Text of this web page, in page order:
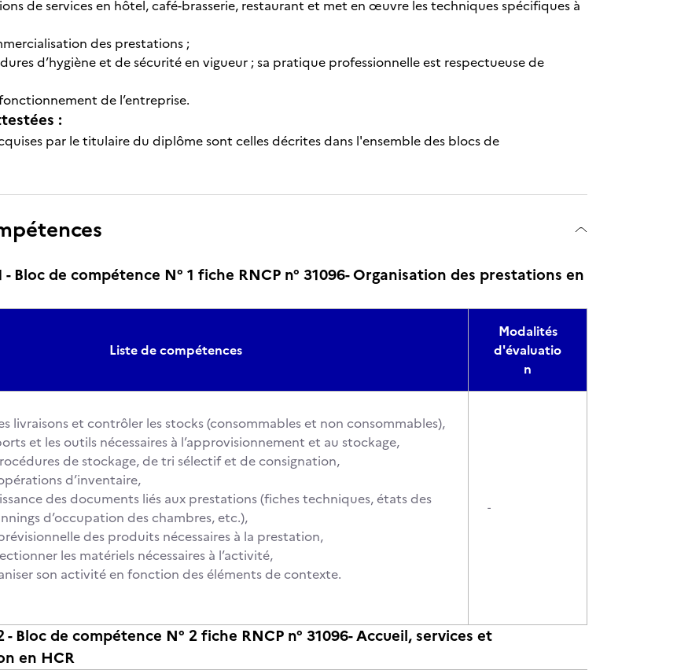
de services en hôtel, café-brasserie, restaurant et met en œuvre les techniques spécifiques à
des prestations ;
d’hygiène et de sécurité en vigueur ; sa pratique professionnelle est respectueuse de
de l’entreprise.
:
par le titulaire du diplôme sont celles décrites dans l'ensemble des blocs de
- Bloc de compétence N° 1 fiche RNCP n° 31096- Organisation des prestations en
Liste de compétences
Modalités
d'évaluatio
n
livraisons et contrôler les stocks (consommables et non consommables),
et les outils nécessaires à l’approvisionnement et au stockage,
de stockage, de tri sélectif et de consignation,
d’inventaire,
des documents liés aux prestations (fiches techniques, états des
d’occupation des chambres, etc.),
des produits nécessaires à la prestation,
les matériels nécessaires à l’activité,
son activité en fonction des éléments de contexte.
-
- Bloc de compétence N° 2 fiche RNCP n° 31096- Accueil, services et
en HCR